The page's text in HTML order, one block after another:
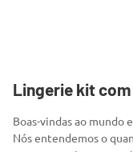
Lingerie kit
Boas-vindas ao mundo
Nós entendemos o